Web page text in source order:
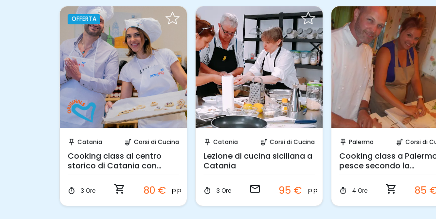
OFFERTA
push_pin Catania soup_kitchen Corsi di Cucina
Cooking class al centro
storico di Catania con
visita al mercato e light
lunch
timer 3 Ore shopping_cart 80 € p.p.
push_pin Catania soup_kitchen Corsi di Cucina
Lezione di cucina siciliana a
Catania
timer 3 Ore email 95 € p.p.
push_pin Palermo soup_kitchen Corsi di
Cooking class a
pesce secondo la
tradizione
timer 4 Ore shopping_cart 85